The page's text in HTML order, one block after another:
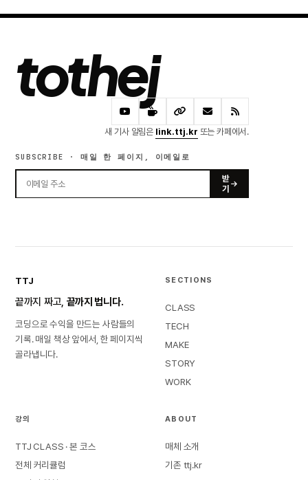
tothej
새 기사 알림은 link.ttj.kr 또는 카페에서.
SUBSCRIBE · 매일 한 페이지, 이메일로
받
기
TTJ
끝까지 짜고, 끝까지 법니다.
코딩으로 수익을 만드는 사람들의
기록. 매일 책상 앞에서, 한 페이지씩
골라냅니다.
SECTIONS
CLASS
TECH
MAKE
STORY
WORK
강의
TTJ CLASS · 본 코스
전체 커리큘럼
ABOUT
매체 소개
기존 ttj.kr